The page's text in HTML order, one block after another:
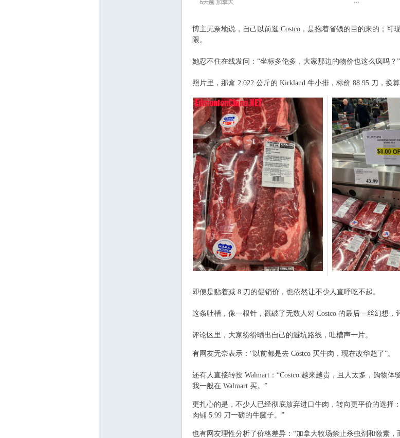
博主无奈地说，自己以前逛 Costco，是抱着省钱的目的来的；
限。
她忍不住在线发问：“坐标多伦多，大家那边的物价也这么疯吗？”
照片里，那盒 2.022 公斤的 Kirkland 牛小排，标价 88.95 刀，换
即便是贴着减 8 刀的促销价，也依然让不少人直呼吃不起。
这条吐槽，像一根针，戳破了无数人对 Costco 的最后一丝幻想，
评论区里，大家纷纷晒出自己的避坑路线，吐槽声一片。
有网友无奈表示：“以前都是去 Costco 买牛肉，现在改华超了”。
还有人直接转投 Walmart：“Costco 越来越贵，且人太多，购物
我一般在 Walmart 买。”
更扎心的是，不少人已经彻底放弃进口牛肉，转向更平价的选择
肉铺 5.99 刀一磅的牛腱子。”
也有网友理性分析了价格差异：“加拿大牧场禁止杀虫剂和激素